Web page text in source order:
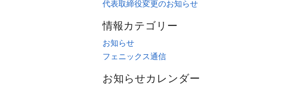
代表取締役変更のお知らせ
情報カテゴリー
お知らせ
フェニックス通信
お知らせカレンダー